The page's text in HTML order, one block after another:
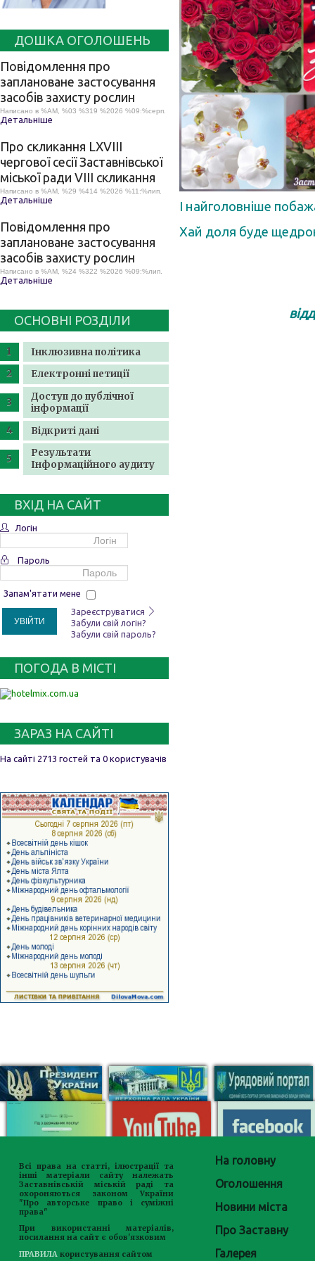
ДОШКА ОГОЛОШЕНЬ
Повідомлення про
заплановане застосування
засобів захисту рослин
Написано в %AM, %03 %319 %2026 %09:%серп.
Детальніше
Про скликання LХVІІІ
чергової сесії Заставнівської
міської ради VIII скликання
Написано в %AM, %29 %414 %2026 %11:%лип.
Детальніше
Повідомлення про
заплановане застосування
засобів захисту рослин
Написано в %AM, %24 %322 %2026 %09:%лип.
Детальніше
ОСНОВНІ РОЗДІЛИ
Інклюзивна політика
Електронні петиції
Доступ до публічної
інформації
Відкриті дані
Результати
Інформаційного аудиту
ВХІД НА САЙТ
Логін
Пароль
Запам'ятати мене
УВІЙТИ
Зареєструватися
Забули свій логін?
Забули свій пароль?
ПОГОДА В МІСТІ
ЗАРАЗ НА САЙТІ
На сайті 2713 гостей та 0 користувачів
І найголовніше
Хай доля буде
Всі права на статті, ілюстрації та
інші матеріали сайту належать
Заставнівській міській раді та
охороняються законом України
"Про авторське право і суміжні
права"
При використанні матеріалів,
посилання на сайт є обов'язковим
ПРАВИЛА користування сайтом
На головну
Оголошення
Новини міста
Про Заставну
Галерея